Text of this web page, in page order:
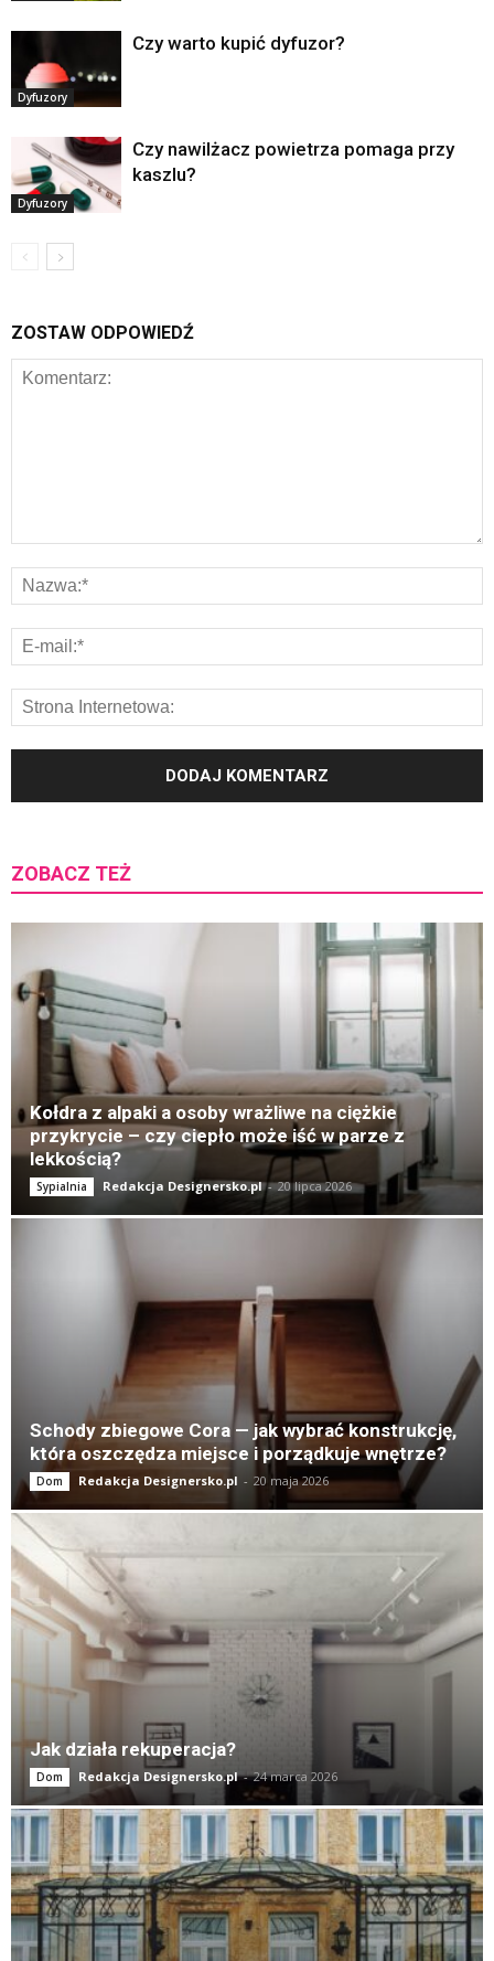
Dyfuzory
Czy warto kupić dyfuzor?
Dyfuzory
Czy nawilżacz powietrza pomaga przy
kaszlu?
ZOSTAW ODPOWIEDŹ
ZOBACZ TEŻ
Kołdra z alpaki a osoby wrażliwe na ciężkie
przykrycie – czy ciepło może iść w parze z
lekkością?
Sypialnia Redakcja Designersko.pl - 20 lipca 2026
Schody zbiegowe Cora — jak wybrać konstrukcję,
która oszczędza miejsce i porządkuje wnętrze?
Dom Redakcja Designersko.pl - 20 maja 2026
Jak działa rekuperacja?
Dom Redakcja Designersko.pl - 24 marca 2026